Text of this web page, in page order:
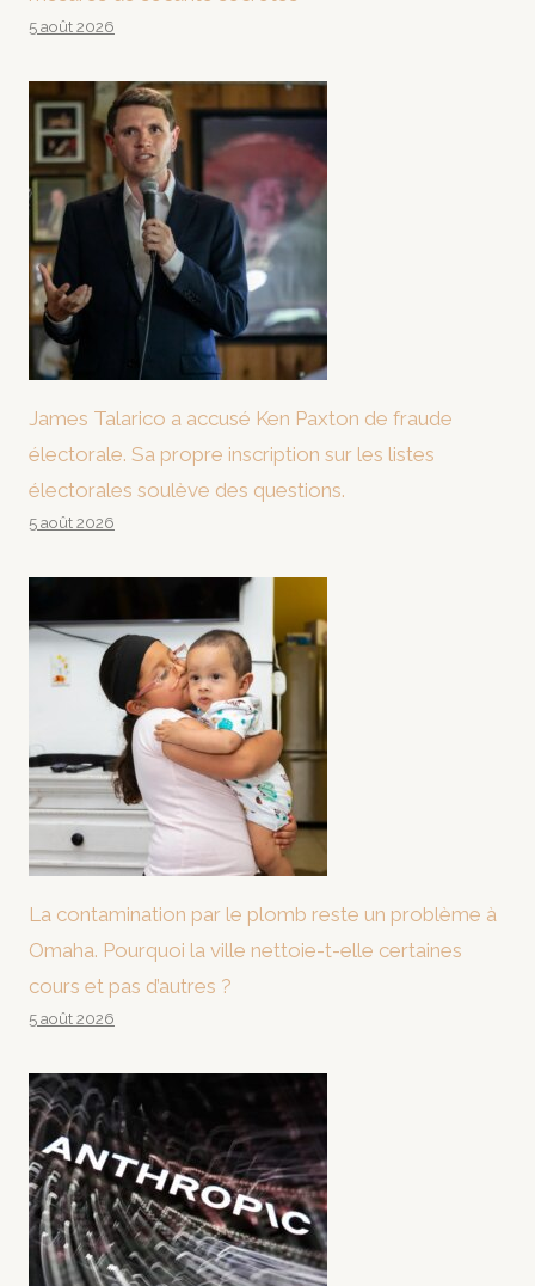
5 août 2026
James Talarico a accusé Ken Paxton de fraude
électorale. Sa propre inscription sur les listes
électorales soulève des questions.
5 août 2026
La contamination par le plomb reste un problème à
Omaha. Pourquoi la ville nettoie-t-elle certaines
cours et pas d’autres ?
5 août 2026